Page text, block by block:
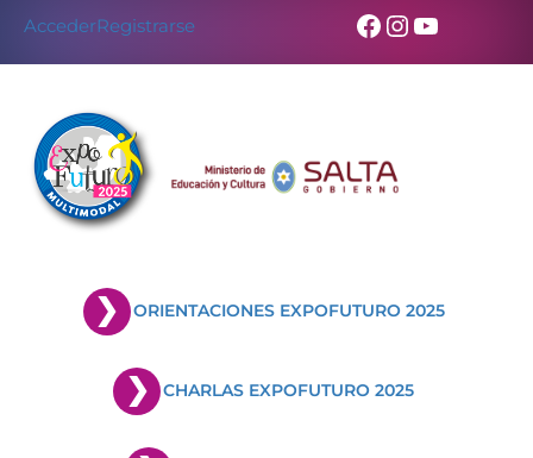
AccederRegistrarse Facebook
Instagram
YouTube
ORIENTACIONES EXPOFUTURO 2025
CHARLAS EXPOFUTURO 2025